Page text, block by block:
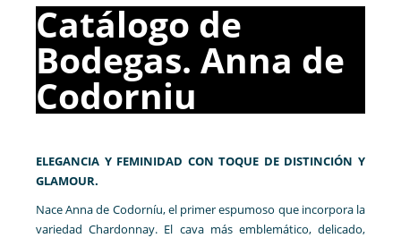
Catálogo de
Bodegas. Anna de
Codorniu
ELEGANCIA Y FEMINIDAD CON TOQUE DE DISTINCIÓN Y
GLAMOUR.
Nace Anna de Codorníu, el primer espumoso que incorpora la
variedad Chardonnay. El cava más emblemático, delicado,